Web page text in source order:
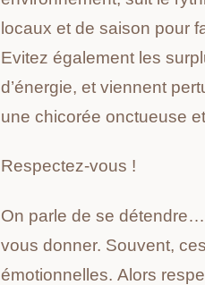
locaux et de saison pour
Evitez également les
d’énergie, et viennent
une chicorée onctueuse
Respectez-vous !
On parle de se
vous donner. Souvent,
émotionnelles. Alors